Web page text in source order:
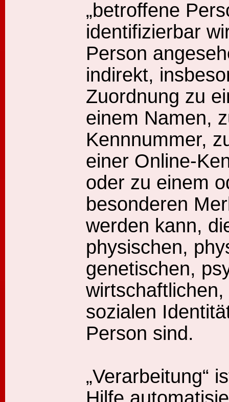
„betroffene
identifizierbar
Person
indirekt,
Zuordnung zu
einem Namen,
Kennnummer,
einer Online-
oder zu einem
besonderen
werden kann,
physischen,
genetischen,
sozialen
Person sind.
„Verarbeitung“